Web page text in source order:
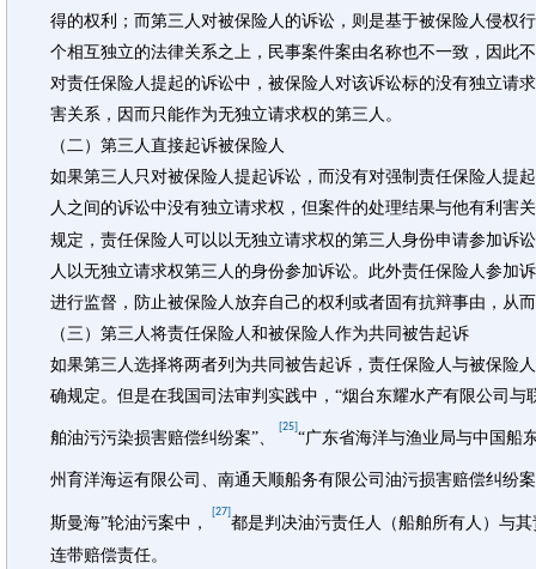
得的权利；而第三人对被保险人的诉讼，则是基于被保险人侵权
个相互独立的法律关系之上，民事案件案由名称也不一致，因此
对责任保险人提起的诉讼中，被保险人对该诉讼标的没有独立请
害关系，因而只能作为无独立请求权的第三人。
（二）第三人直接起诉被保险人
如果第三人只对被保险人提起诉讼，而没有对强制责任保险人提
人之间的诉讼中没有独立请求权，但案件的处理结果与他有利害
规定，责任保险人可以以无独立请求权的第三人身份申请参加诉
人以无独立请求权第三人的身份参加诉讼。此外责任保险人参加
进行监督，防止被保险人放弃自己的权利或者固有抗辩事由，从
（三）第三人将责任保险人和被保险人作为共同被告起诉
如果第三人选择将两者列为共同被告起诉，责任保险人与被保险
确规定。但是在我国司法审判实践中，“烟台东耀水产有限公司
舶油污污染损害赔偿纠纷案”、
[25]
“广东省海洋与渔业局与中国船
州育洋海运有限公司、南通天顺船务有限公司油污损害赔偿纠纷
斯曼海”轮油污案中，
[27]
都是判决油污责任人（船舶所有人）与
连带赔偿责任。